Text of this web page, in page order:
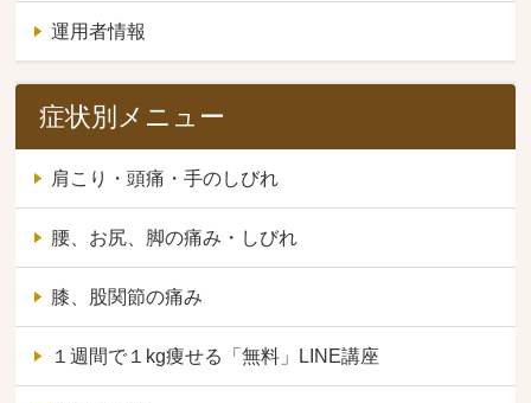
運用者情報
症状別メニュー
肩こり・頭痛・手のしびれ
腰、お尻、脚の痛み・しびれ
膝、股関節の痛み
１週間で１kg痩せる「無料」LINE講座